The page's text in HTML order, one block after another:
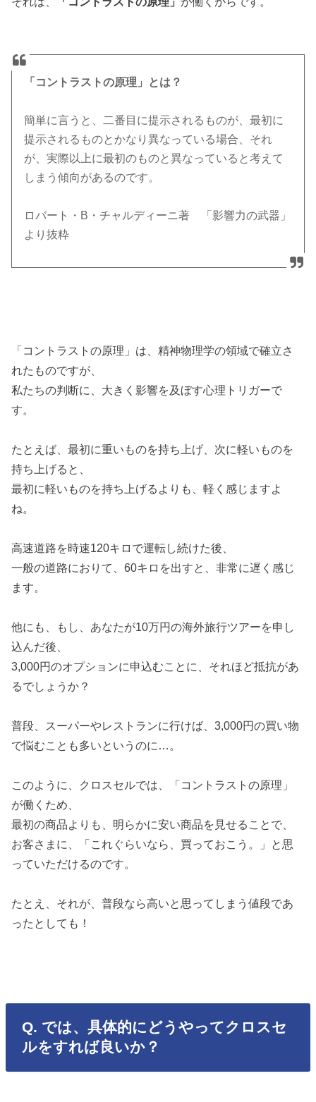
「コントラストの原理」とは？
簡単に言うと、二番目に提示されるものが、最初に
提示されるものとかなり異なっている場合、それ
が、実際以上に最初のものと異なっていると考えて
しまう傾向があるのです。
ロバート・B・チャルディーニ著 「影響力の武器」
より抜粋
「コントラストの原理」は、精神物理学の領域で確立さ
れたものですが、
私たちの判断に、大きく影響を及ぼす心理トリガーで
す。
たとえば、最初に重いものを持ち上げ、次に軽いものを
持ち上げると、
最初に軽いものを持ち上げるよりも、軽く感じますよ
ね。
高速道路を時速120キロで運転し続けた後、
一般の道路におりて、60キロを出すと、非常に遅く感じ
ます。
他にも、もし、あなたが10万円の海外旅行ツアーを申し
込んだ後、
3,000円のオプションに申込むことに、それほど抵抗があ
るでしょうか？
普段、スーパーやレストランに行けば、3,000円の買い物
で悩むことも多いというのに…。
このように、クロスセルでは、「コントラストの原理」
が働くため、
最初の商品よりも、明らかに安い商品を見せることで、
お客さまに、「これぐらいなら、買っておこう。」と思
っていただけるのです。
たとえ、それが、普段なら高いと思ってしまう値段であ
ったとしても！
Q. では、具体的にどうやってクロスセ
ルをすれば良いか？